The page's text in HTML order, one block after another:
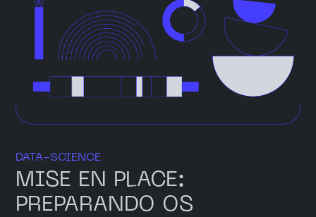
DATA-SCIENCE
MISE EN PLACE:
PREPARANDO OS